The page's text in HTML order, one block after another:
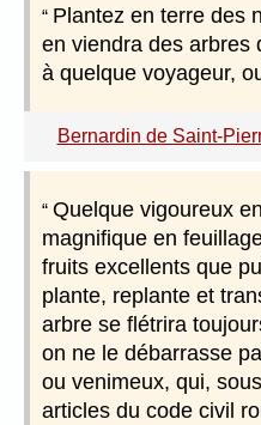
Plantez en terre des
en viendra des arbres
à quelque voyageur,
Bernardin de Saint-
Quelque vigoureux
magnifique en
fruits excellents que
plante, replante et
arbre se flétrira
on ne le débarrasse
ou venimeux, qui,
articles du code civil